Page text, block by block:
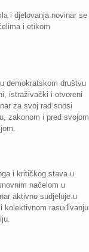
i djelovanja novinar se
i etikom
demokratskom društvu
istraživački i otvoreni
za svoj rad snosi
zakonom i pred svojom
i kritičkog stava u
načelom u
aktivno sudjeluje u
kolektivnom rasuđivanju